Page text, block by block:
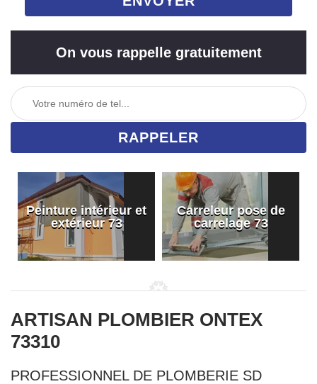
On vous rappelle gratuitement
Peinture intérieur et
extérieur 73
Carreleur pose de
carrelage 73
ARTISAN PLOMBIER ONTEX
73310
PROFESSIONNEL DE PLOMBERIE SD